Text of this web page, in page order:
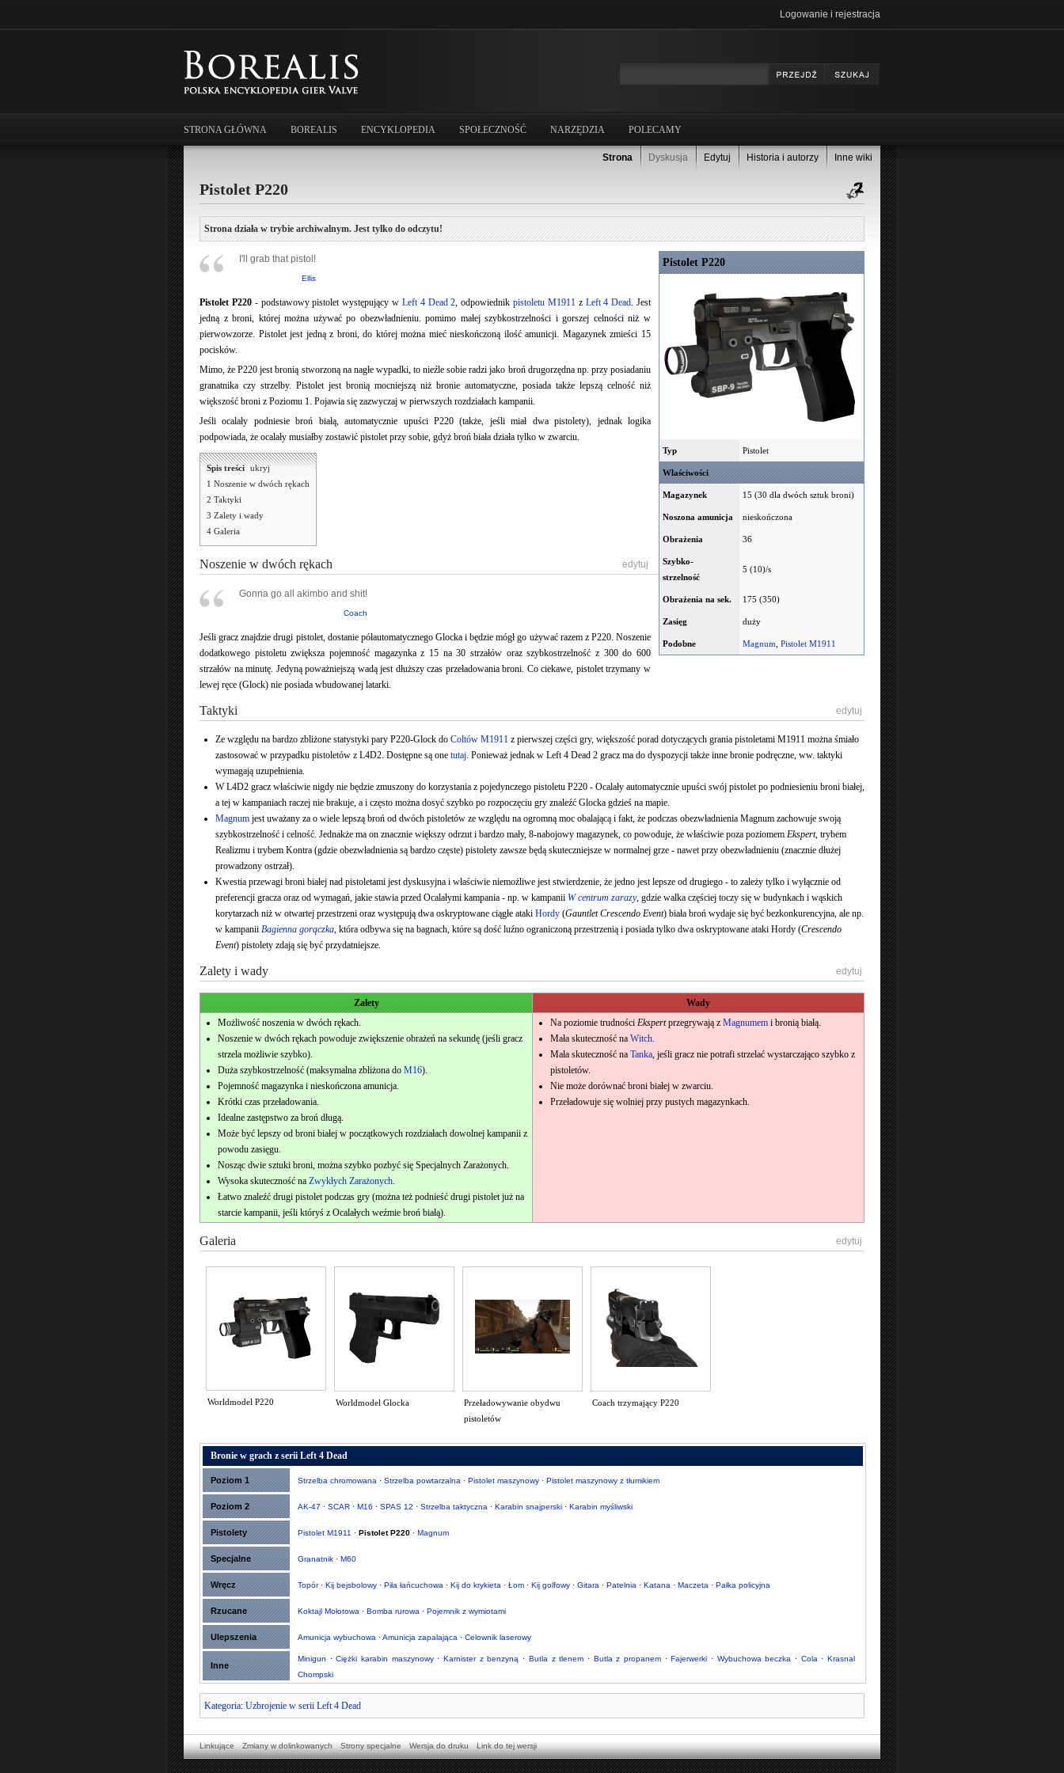
Logowanie i rejestracja
STRONA GŁÓWNA BOREALIS ENCYKLOPEDIA SPOŁECZNOŚĆ NARZĘDZIA POLECAMY
Strona Dyskusja Edytuj Historia i autorzy Inne wiki
Pistolet P220
Strona działa w trybie archiwalnym. Jest tylko do odczytu!
Pistolet P220
Typ Pistolet
Właściwości
Magazynek 15 (30 dla dwóch sztuk broni)
Noszona amunicja nieskończona
Obrażenia 36
Szybko-
strzelność
5 (10)/s
Obrażenia na sek. 175 (350)
Zasięg duży
Podobne Magnum Pistolet M1911
I'll grab that pistol!
Ellis
Pistolet P220- podstawowy pistolet występujący w Left 4 Dead 2, odpowiednikpistoletu M1911z Left 4 Dead. Jest
jedną z broni, której można używać po obezwładnieniu. pomimo małej szybkostrzelności i gorszej celności niż w
pierwowzorze. Pistolet jest jedną z broni, do której można mieć nieskończoną ilość amunicji. Magazynek zmieści 15
pocisków.
Mimo, że P220 jest bronią stworzoną na nagłe wypadki, to nieźle sobie radzi jako broń drugorzędna np. przy posiadaniu
granatnika czy strzelby. Pistolet jest bronią mocniejszą niż bronie automatyczne, posiada także lepszą celność niż
większość broni z Poziomu 1. Pojawia się zazwyczaj w pierwszych rozdziałach kampanii.
Jeśli ocalały podniesie broń białą, automatycznie upuści P220 (także, jeśli miał dwa pistolety), jednak logika
podpowiada, że ocalały musiałby zostawić pistolet przy sobie, gdyż broń biała działa tylko w zwarciu.
Spis treści [ukryj]
1 Noszenie w dwóch rękach
2 Taktyki
3 Zalety i wady
4 Galeria
edytuj
Noszenie w dwóch rękach
Gonna go all akimbo and shit!
Coach
Jeśli gracz znajdzie drugi pistolet, dostanie półautomatycznego Glocka i będzie mógł go używać razem z P220. Noszenie
dodatkowego pistoletu zwiększa pojemność magazynka z 15 na 30 strzałów oraz szybkostrzelność z 300 do 600
strzałów na minutę. Jedyną poważniejszą wadą jest dłuższy czas przeładowania broni. Co ciekawe, pistolet trzymany w
lewej ręce (Glock) nie posiada wbudowanej latarki.
edytuj
Taktyki
Ze względu na bardzo zbliżone statystyki pary P220-Glock do Coltów M1911 z pierwszej części gry, większość porad dotyczących grania pistoletami M1911 można śmiało
zastosować w przypadku pistoletów z L4D2. Dostępne są one tutaj. Ponieważ jednak w Left 4 Dead 2 gracz ma do dyspozycji także inne bronie podręczne, ww. taktyki
wymagają uzupełnienia.
W L4D2 gracz właściwie nigdy nie będzie zmuszony do korzystania z pojedynczego pistoletu P220 - Ocalały automatycznie upuści swój pistolet po podniesieniu broni białej,
a tej w kampaniach raczej nie brakuje, a i często można dosyć szybko po rozpoczęciu gry znaleźć Glocka gdzieś na mapie.
Magnum jest uważany za o wiele lepszą broń od dwóch pistoletów ze względu na ogromną moc obalającą i fakt, że podczas obezwładnienia Magnum zachowuje swoją
szybkostrzelność i celność. Jednakże ma on znacznie większy odrzut i bardzo mały, 8-nabojowy magazynek, co powoduje, że właściwie poza poziomem Ekspert, trybem
Realizmu i trybem Kontra (gdzie obezwładnienia są bardzo częste) pistolety zawsze będą skuteczniejsze w normalnej grze - nawet przy obezwładnieniu (znacznie dłużej
prowadzony ostrzał).
Kwestia przewagi broni białej nad pistoletami jest dyskusyjna i właściwie niemożliwe jest stwierdzenie, że jedno jest lepsze od drugiego - to zależy tylko i wyłącznie od
preferencji gracza oraz od wymagań, jakie stawia przed Ocalałymi kampania - np. w kampanii W centrum zarazy, gdzie walka częściej toczy się w budynkach i wąskich
korytarzach niż w otwartej przestrzeni oraz występują dwa oskryptowane ciągłe ataki Hordy (Gauntlet Crescendo Event) biała broń wydaje się być bezkonkurencyjna, ale np.
w kampanii Bagienna gorączka, która odbywa się na bagnach, które są dość luźno ograniczoną przestrzenią i posiada tylko dwa oskryptowane ataki Hordy (Crescendo
Event) pistolety zdają się być przydatniejsze.
edytuj
Zalety i wady
Zalety
Wady
Możliwość noszenia w dwóch rękach.
Noszenie w dwóch rękach powoduje zwiększenie obrażeń na sekundę (jeśli gracz
strzela możliwie szybko).
Duża szybkostrzelność (maksymalna zbliżona doM16).
Pojemność magazynka i nieskończona amunicja.
Krótki czas przeładowania.
Idealne zastępstwo za broń długą.
Może być lepszy od broni białej w początkowych rozdziałach dowolnej kampanii z
powodu zasięgu.
Nosząc dwie sztuki broni, można szybko pozbyć się Specjalnych Zarażonych.
Wysoka skuteczność na Zwykłych Zarażonych
Łatwo znaleźć drugi pistolet podczas gry (można też podnieść drugi pistolet już na
starcie kampanii, jeśli któryś z Ocalałych weźmie broń białą).
Na poziomie trudności Ekspertprzegrywają zMagnumem i bronią białą.
Mała skuteczność naWitch
Mała skuteczność naTanka , jeśli gracz nie potrafi strzelać wystarczająco szybko z
pistoletów.
Nie może dorównać broni białej w zwarciu.
Przeładowuje się wolniej przy pustych magazynkach.
edytuj
Galeria
Worldmodel P220 Worldmodel Glocka
Przeładowywanie obydwu
pistoletów
Coach trzymający P220
Bronie w grach z serii Left 4 Dead
Poziom 1 Strzelba chromowana · Strzelba powtarzalna · Pistolet maszynowy · Pistolet maszynowy z tłumikiem
Poziom 2 AK-47 · SCAR · M16 · SPAS 12 · Strzelba taktyczna · Karabin snajperski · Karabin myśliwski
Pistolety Pistolet M1911 · Pistolet P220 · Magnum
Specjalne Granatnik · M60
Wręcz Topór· Kij bejsbolowy · Piła łańcuchowa · Kij do krykieta · Łom · Kij golfowy · Gitara · Patelnia · Katana · Maczeta · Pałka policyjna
Rzucane Koktajl Mołotowa · Bomba rurowa · Pojemnik z wymiotami
Ulepszenia Amunicja wybuchowa ·Amunicja zapalająca · Celownik laserowy
Inne
Minigun ·Ciężki karabin maszynowy·Karnister z benzyną · Butla z tlenem · Butla z propanem ·Fajerwerki · Wybuchowa beczka · Cola·Krasnal
Chompski
Kategoria: Uzbrojenie w serii Left 4 Dead
Linkujące Zmiany w dolinkowanych Strony specjalne Wersja do druku Link do tej wersji